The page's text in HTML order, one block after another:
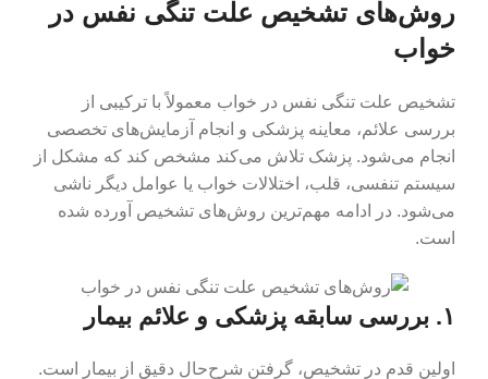
روش‌های تشخیص علت تنگی نفس در
خواب
تشخیص علت تنگی نفس در خواب معمولاً با ترکیبی از
بررسی علائم، معاینه پزشکی و انجام آزمایش‌های تخصصی
انجام می‌شود. پزشک تلاش می‌کند مشخص کند که مشکل از
سیستم تنفسی، قلب، اختلالات خواب یا عوامل دیگر ناشی
می‌شود. در ادامه مهم‌ترین روش‌های تشخیص آورده شده
است.
۱. بررسی سابقه پزشکی و علائم بیمار
اولین قدم در تشخیص، گرفتن شرح‌حال دقیق از بیمار است.